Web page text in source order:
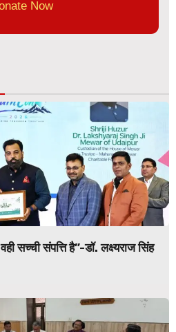
Now
सच्ची संपत्ति है”-डॉ. लक्ष्यराज सिंह